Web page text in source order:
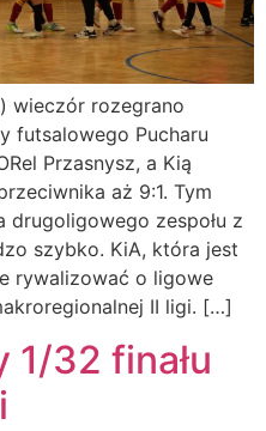
wieczór rozegrano
futsalowego Pucharu
Przasnysz, a Kią
aż 9:1. Tym
drugoligowego zespołu z
szybko. KiA, która jest
rywalizować o ligowe
II ligi. […]
1/32 finału